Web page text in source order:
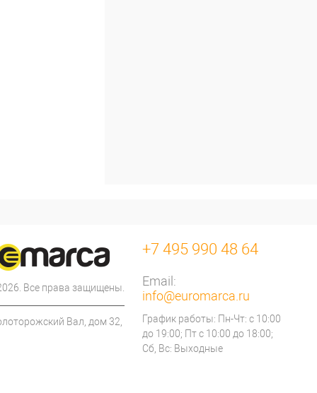
Все права защищены.
Вал, дом 32,
+7 495 990 48 64
Email:
info@euromarca.ru
График работы: Пн-Чт: с 10:00
до 19:00; Пт с 10:00 до 18:00;
Сб, Вс: Выходные